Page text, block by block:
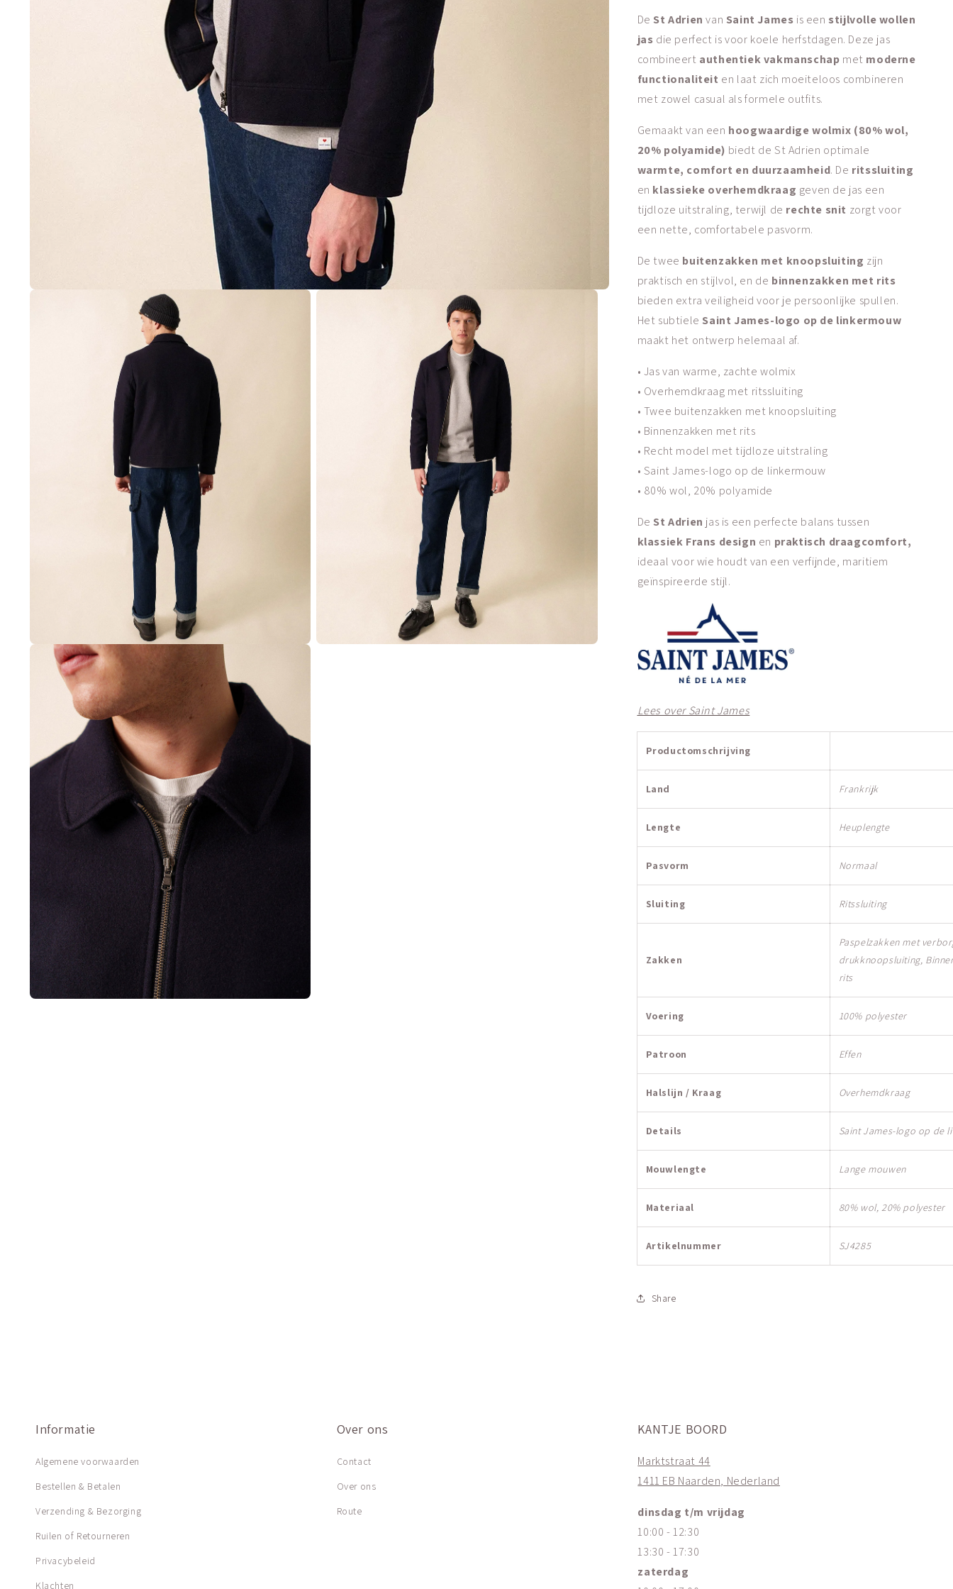
DeSt Adrien van Saint James is een stijlvolle wollen
jas die perfect is voor koele herfstdagen. Deze jas
combineert authentiek vakmanschap met moderne
functionaliteit en laat zich moeiteloos combineren
met zowel casual als formele outfits.
Gemaakt van een hoogwaardige wolmix (80% wol,
20% polyamide) biedt de St Adrien optimale
warmte, comfort en duurzaamheid. De ritssluiting
en klassieke overhemdkraag geven de jas een
tijdloze uitstraling, terwijl de rechte snit zorgt voor
een nette, comfortabele pasvorm.
De twee buitenzakken met knoopsluiting zijn
praktisch en stijlvol, en de binnenzakken met rits
bieden extra veiligheid voor je persoonlijke spullen.
Het subtieleSaint James-logo op de linkermouw
maakt het ontwerp helemaal af.
• Jas van warme, zachte wolmix
• Overhemdkraag met ritssluiting
• Twee buitenzakken met knoopsluiting
• Binnenzakken met rits
• Recht model met tijdloze uitstraling
• Saint James-logo op de linkermouw
• 80% wol, 20% polyamide
DeSt Adrien jas is een perfecte balans tussen
klassiek Frans design en praktisch draagcomfort,
ideaal voor wie houdt van een verfijnde, maritiem
geïnspireerde stijl.
Lees over Saint James
Productomschrijving
Land Frankrijk
Lengte Heuplengte
Pasvorm Normaal
Sluiting Ritssluiting
Zakken
Paspelzakken met
drukknoopsluiting,
rits
Voering 100% polyester
Patroon Effen
Halslijn / Kraag Overhemdkraag
Details Saint James-logo op de
Mouwlengte Lange mouwen
Materiaal 80% wol, 20% polyester
Artikelnummer SJ4285
Share
Informatie
Algemene voorwaarden
Bestellen & Betalen
Verzending & Bezorging
Ruilen of Retourneren
Privacybeleid
Klachten
Over ons
Contact
Over ons
Route
KANTJE BOORD
Marktstraat 44
1411 EB Naarden, Nederland
dinsdag t/m vrijdag
10:00 - 12:30
13:30 - 17:30
zaterdag